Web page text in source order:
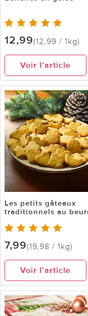
12,99(12,99 / 1kg)
Voir l’article
Les petits gâteaux
traditionnels au
7,99(19,98 / 1kg)
Voir l’article